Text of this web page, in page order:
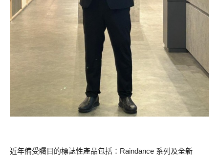
近年備受矚目的標誌性產品包括：Raindance 系列及全新